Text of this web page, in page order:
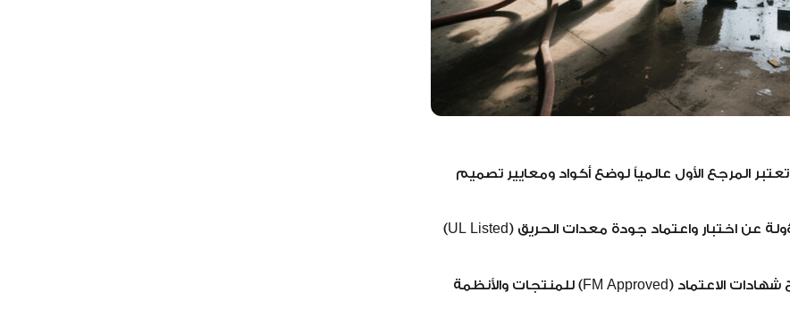
تعتبر المرجع الأول عالمياً لوضع أكواد ومعايير تصميم
الجهة المسؤولة عن اختبار واعتماد جودة معدات الحريق (UL Listed)
مؤسسة عالمية تمنح شهادات الاعتماد (FM Approved) للمنتجات والأنظمة